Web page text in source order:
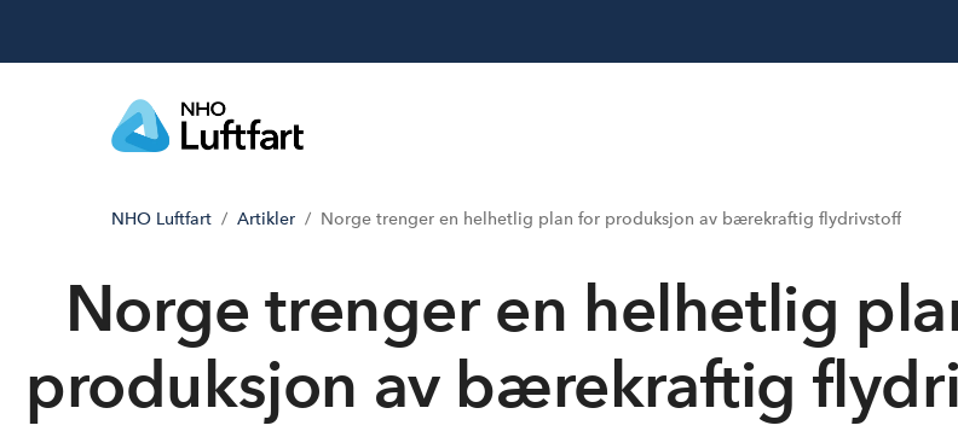
NHO Luftfart Artikler Norge trenger en helhetlig plan for produksjon av bærekraftig flydrivstoff
Norge trenger en helhetlig
produksjon av bærekraftig